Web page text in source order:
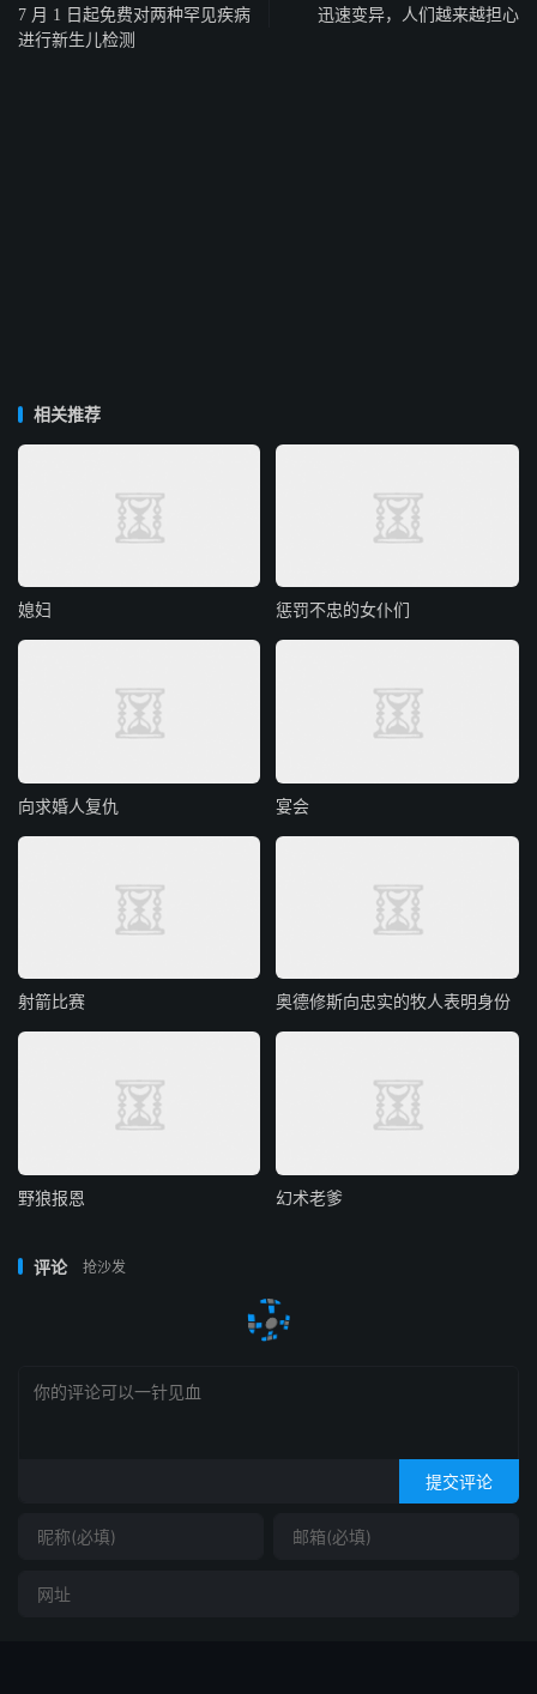
7 月 1 日起免费对两种罕见疾病
进行新生儿检测
迅速变异，人们越来越担心
相关推荐
媳妇 惩罚不忠的女仆们
向求婚人复仇 宴会
射箭比赛 奥德修斯向忠实的牧人表明身份
野狼报恩 幻术老爹
评论 抢沙发
提交评论